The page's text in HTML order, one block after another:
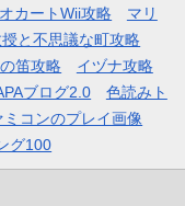
カートWii攻略
マリ
と不思議な町攻略
笛攻略
イヅナ攻略
ブログ2.0
色読みト
ミコンのプレイ画像
グ100